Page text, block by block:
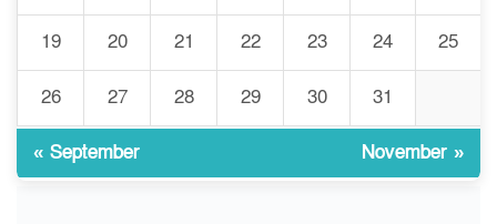
৯
বিশ্ববিদ্যালয় কি প্রস্তুত?
19 20 21 22 23 24 25
26 27 28 29 30 31
« September November »